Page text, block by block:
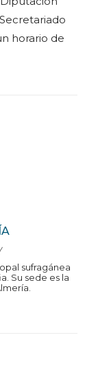
sufragánea
Su sede es la
horario de